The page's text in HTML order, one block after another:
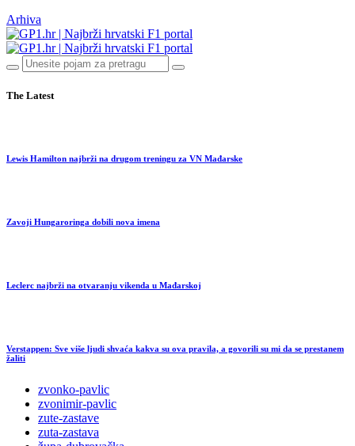
Arhiva
The Latest
Lewis Hamilton najbrži na drugom treningu za VN Mađarske
Zavoji Hungaroringa dobili nova imena
Leclerc najbrži na otvaranju vikenda u Mađarskoj
Verstappen: Sve više ljudi shvaća kakva su ova pravila, a govorili su mi da se prestanem
žaliti
zvonko-pavlic
zvonimir-pavlic
zute-zastave
zuta-zastava